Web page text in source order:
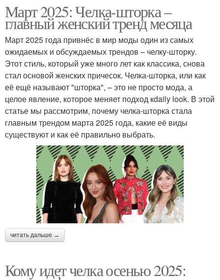
Март 2025: Челка-шторка –
главный женский тренд месяца
Март 2025 года привнёс в мир моды один из самых
ожидаемых и обсуждаемых трендов – челку-шторку.
Этот стиль, который уже много лет как классика, снова
стал основой женских причесок. Челка-шторка, или как
её ещё называют "шторка", – это не просто мода, а
целое явление, которое меняет подход кdaily look. В этой
статье мы рассмотрим, почему челка-шторка стала
главным трендом марта 2025 года, какие её виды
существуют и как её правильно выбрать.
читать дальше →
Кому идет челка осенью 2025: